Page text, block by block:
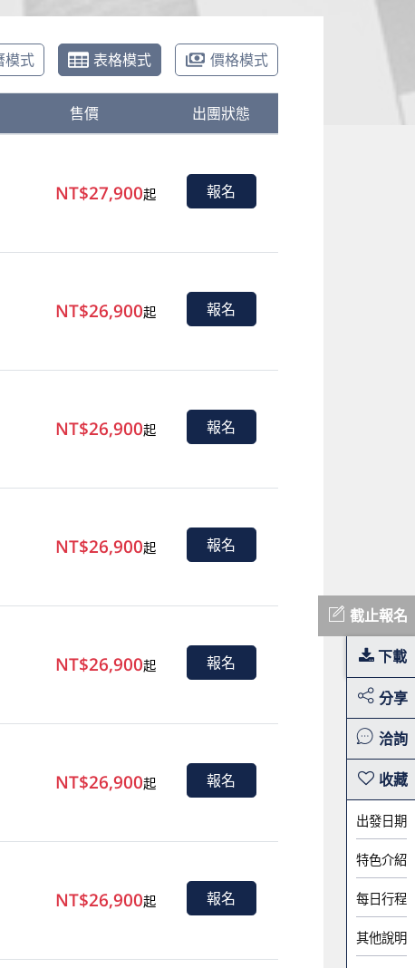
截止報名
下載
分享
洽詢
特色介紹
每日行程
其他說明
出發日期
模式 表格模式 價格模式
售價 出團狀態
NT$27,900起 報名
NT$26,900起 報名
NT$26,900起 報名
NT$26,900起 報名
NT$26,900起 報名
NT$26,900起 報名
NT$26,900起 報名